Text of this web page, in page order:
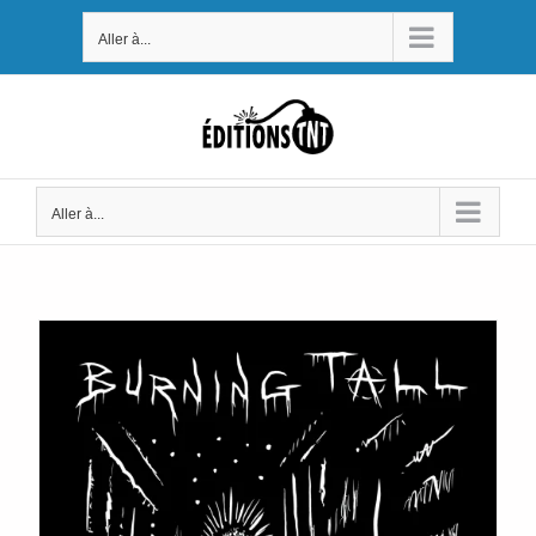
contenu
Aller à...
Aller à...